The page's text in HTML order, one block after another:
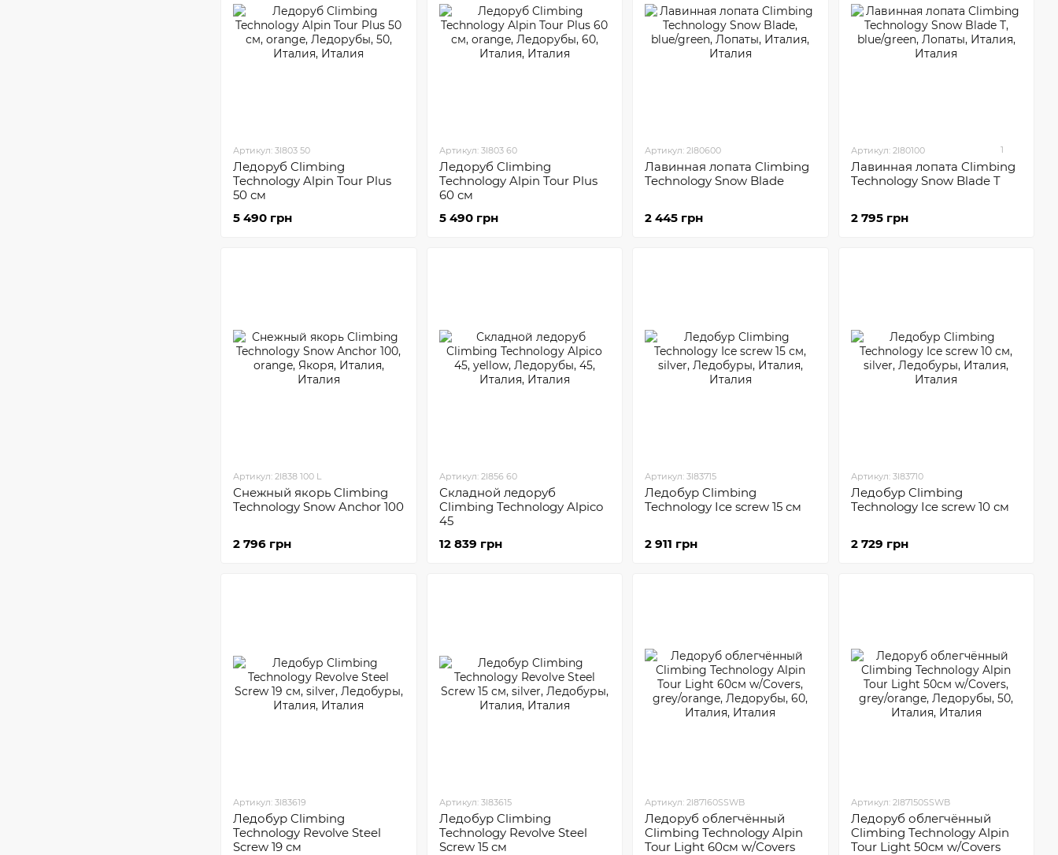
Артикул: 3I803 50
Ледоруб Climbing
Technology Alpin Tour Plus
50 см
5 490 грн
Артикул: 3I803 60
Ледоруб Climbing
Technology Alpin Tour Plus
60 см
5 490 грн
Артикул: 2I80600
Лавинная лопата Climbing
Technology Snow Blade
2 445 грн
Артикул: 2I80100 1
Лавинная лопата Climbing
Technology Snow Blade T
2 795 грн
Артикул: 2I838 100 L
Снежный якорь Climbing
Technology Snow Anchor 100
2 796 грн
Артикул: 2I856 60
Складной ледоруб
Climbing Technology Alpico
45
12 839 грн
Артикул: 3I83715
Ледобур Climbing
Technology Ice screw 15 см
2 911 грн
Артикул: 3I83710
Ледобур Climbing
Technology Ice screw 10 см
2 729 грн
Артикул: 3I83619
Ледобур Climbing
Technology Revolve Steel
Screw 19 см
Артикул: 3I83615
Ледобур Climbing
Technology Revolve Steel
Screw 15 см
Артикул: 2I87160SSWB
Ледоруб облегчённый
Climbing Technology Alpin
Tour Light 60см w/Covers
Артикул: 2I87150SSWB
Ледоруб облегчённый
Climbing Technology Alpin
Tour Light 50см w/Covers